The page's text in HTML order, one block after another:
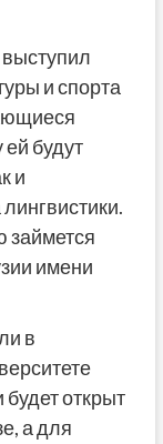
и спорта
будут
и
займется
имени
в
открыт
а для